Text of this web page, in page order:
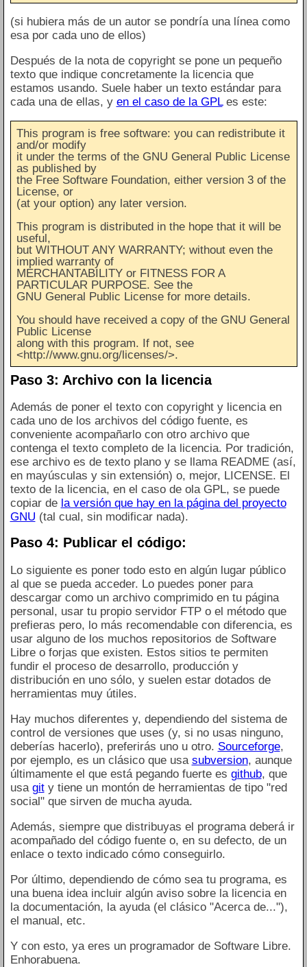
(si hubiera más de un autor se pondría una línea como
esa por cada uno de ellos)
Después de la nota de copyright se pone un pequeño
texto que indique concretamente la licencia que
estamos usando. Suele haber un texto estándar para
cada una de ellas, y en el caso de la GPLes este:
This program is free software: you can redistribute it
and/or modify
it under the terms of the GNU General Public License
as published by
the Free Software Foundation, either version 3 of the
License, or
(at your option) any later version.
This program is distributed in the hope that it will be
useful,
but WITHOUT ANY WARRANTY; without even the
implied warranty of
MERCHANTABILITY or FITNESS FOR A
PARTICULAR PURPOSE. See the
GNU General Public License for more details.
You should have received a copy of the GNU General
Public License
along with this program. If not, see
<http://www.gnu.org/licenses/>.
Paso 3: Archivo con la licencia
Además de poner el texto con copyright y licencia en
cada uno de los archivos del código fuente, es
conveniente acompañarlo con otro archivo que
contenga el texto completo de la licencia. Por tradición,
ese archivo es de texto plano y se llama README (así,
en mayúsculas y sin extensión) o, mejor, LICENSE. El
texto de la licencia, en el caso de ola GPL, se puede
copiar de la versión que hay en la página del proyecto
GNU (tal cual, sin modificar nada).
Paso 4: Publicar el código:
Lo siguiente es poner todo esto en algún lugar público
al que se pueda acceder. Lo puedes poner para
descargar como un archivo comprimido en tu página
personal, usar tu propio servidor FTP o el método que
prefieras pero, lo más recomendable con diferencia, es
usar alguno de los muchos repositorios de Software
Libre o forjas que existen. Estos sitios te permiten
fundir el proceso de desarrollo, producción y
distribución en uno sólo, y suelen estar dotados de
herramientas muy útiles.
Hay muchos diferentes y, dependiendo del sistema de
control de versiones que uses (y, si no usas ninguno,
deberías hacerlo), preferirás uno u otro. Sourceforge,
por ejemplo, es un clásico que usa subversion, aunque
últimamente el que está pegando fuerte es github, que
usa gity tiene un montón de herramientas de tipo "red
social" que sirven de mucha ayuda.
Además, siempre que distribuyas el programa deberá ir
acompañado del código fuente o, en su defecto, de un
enlace o texto indicado cómo conseguirlo.
Por último, dependiendo de cómo sea tu programa, es
una buena idea incluir algún aviso sobre la licencia en
la documentación, la ayuda (el clásico "Acerca de..."),
el manual, etc.
Y con esto, ya eres un programador de Software Libre.
Enhorabuena.